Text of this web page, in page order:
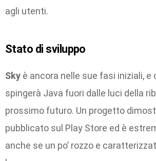
agli utenti.
Stato di sviluppo
Sky è ancora nelle sue fasi iniziali,
spingerà Java fuori dalle luci della
prossimo futuro. Un progetto
pubblicato sul Play Store ed è
anche se un po’ rozzo e